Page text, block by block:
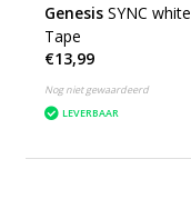
Genesis SYNC white
Tape
€13,99
Nog niet gewaardeerd
LEVERBAAR